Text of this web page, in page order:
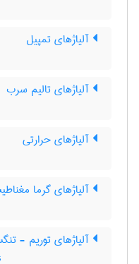
آلیاژهای تمپیل
آلیاژهای تالیم سرب
آلیاژهای حرارتی
آلیاژهای گرما
آلیاژهای توریم -